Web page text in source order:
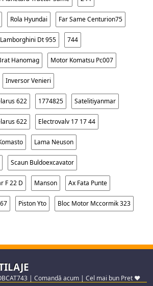
Rola Hyundai Far Same Centurion75
Lamborghini Dt 955 744
Hanomag Motor Komatsu Pc007
Inversor Venieri
622 1774825 Satelitiyanmar
622 Electrovalv 17 17 44
Lama Neuson
Scaun Buldoexcavator
F 22 D Manson Ax Fata Punte
Piston Yto Bloc Motor Mccormik 323
| Comandă acum | Cel mai bun Pret ♥